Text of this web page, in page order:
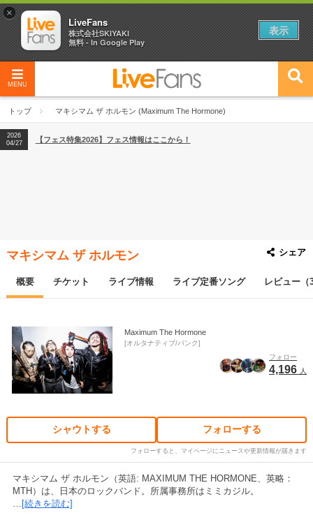
MENU
トップ マキシマム ザ ホルモン (Maximum The Hormone)
2026
04/27
【フェス特集2026】フェス情報はここから！
2026
【ライブ動員ランキング】2026年上半期編発表！
2026
04/27
2026
マキシマム ザ ホルモン シェア
概要 チケット ライブ情報 ライブ定番ソング レビュー（
Maximum The Hormone
オルタナティブ/パンク
フォロー
4,196 人
シャウトする フォローする
フォローすると、マイページにニュースや更新情報が届きます
マキシマム ザ ホルモン（英語: MAXIMUM THE HORMONE、英略：
MTH）は、日本のロックバンド。所属事務所はミミカジル。
… [続きを読む]
×
LiveFans
株式会社SKIYAKI
無料 - In Google Play
表示